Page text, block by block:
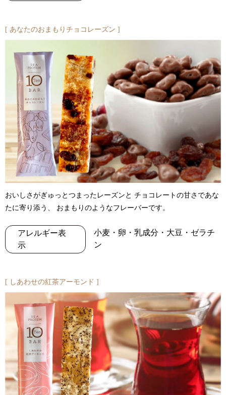
あなたのおまもりチョコレーズン
おいしさがぎゅっとつまったレーズンと チョコレートの甘さであな
たに寄り添う、 おまもりのようなフレーバーです。
アレルギー表
示
小麦・卵・乳成分・大豆・ゼラチ
ン
しあわせの紅茶アーモンド